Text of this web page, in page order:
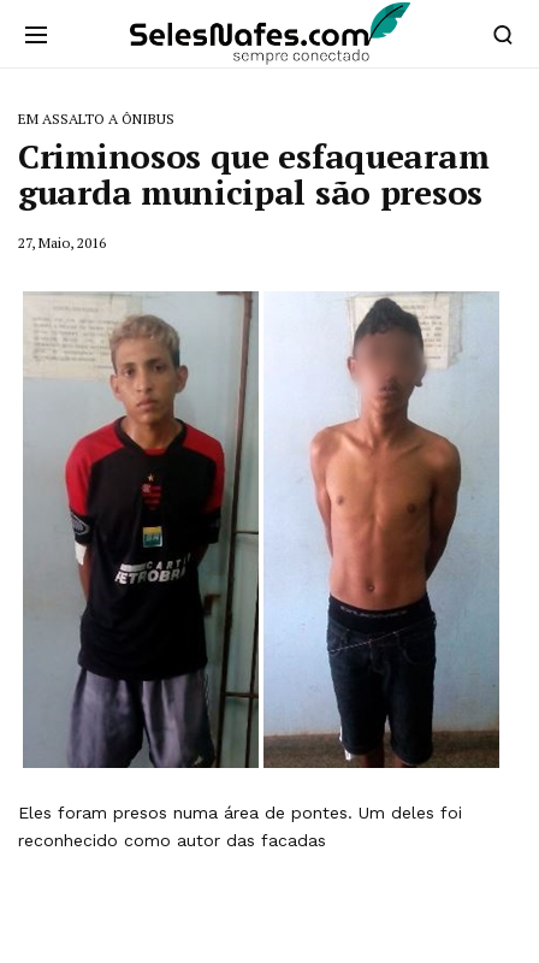
EM ASSALTO A ÔNIBUS
Criminosos que esfaquearam
guarda municipal são presos
27, Maio, 2016
Eles foram presos numa área de pontes. Um deles foi
reconhecido como autor das facadas